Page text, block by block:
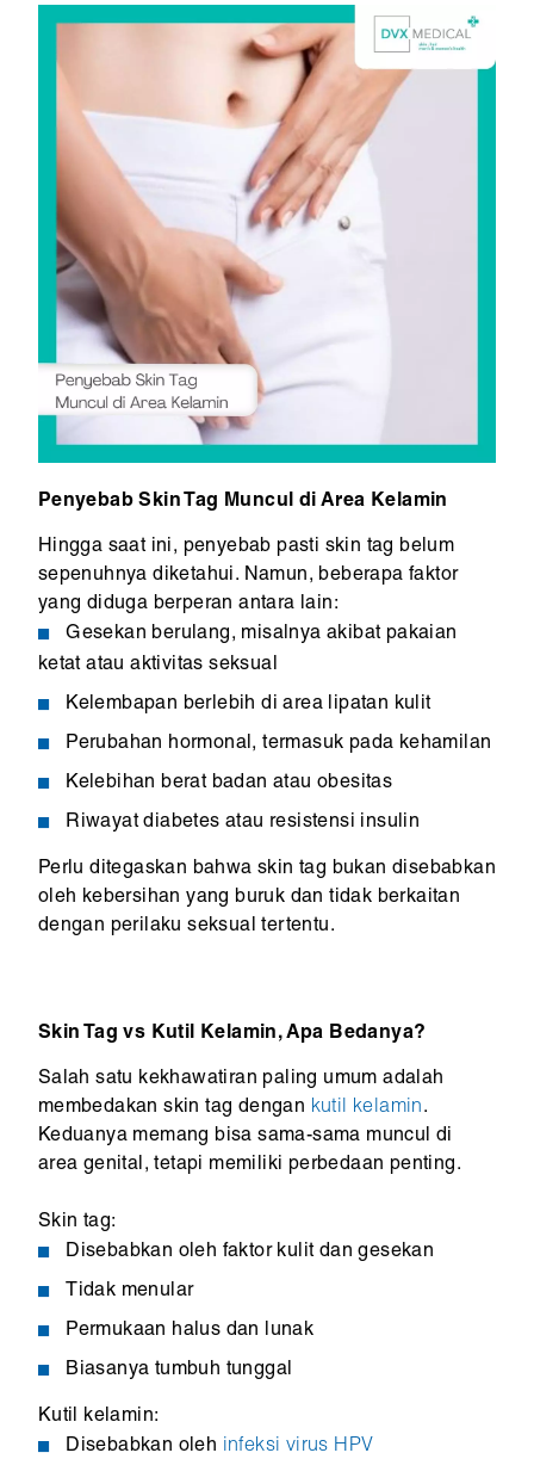
Penyebab Skin Tag Muncul di Area Kelamin
Hingga saat ini, penyebab pasti skin tag belum
sepenuhnya diketahui. Namun, beberapa faktor
yang diduga berperan antara lain:
Gesekan berulang, misalnya akibat pakaian
ketat atau aktivitas seksual
Kelembapan berlebih di area lipatan kulit
Perubahan hormonal, termasuk pada kehamilan
Kelebihan berat badan atau obesitas
Riwayat diabetes atau resistensi insulin
Perlu ditegaskan bahwa skin tag bukan disebabkan
oleh kebersihan yang buruk dan tidak berkaitan
dengan perilaku seksual tertentu.
Skin Tag vs Kutil Kelamin, Apa Bedanya?
Salah satu kekhawatiran paling umum adalah
membedakan skin tag dengan kutil kelamin.
Keduanya memang bisa sama-sama muncul di
area genital, tetapi memiliki perbedaan penting.
Skin tag:
Disebabkan oleh faktor kulit dan gesekan
Tidak menular
Permukaan halus dan lunak
Biasanya tumbuh tunggal
Kutil kelamin:
Disebabkan oleh infeksi virus HPV